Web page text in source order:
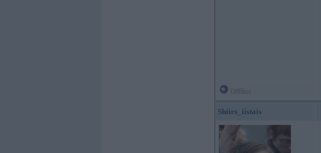
Shiirs_iistais